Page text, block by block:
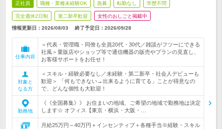
正社員 職種・業種未経験OK 急募 転勤なし 学歴不問
完全週休2日制 第二新卒歓迎 女性のおしごと掲載中
情報更新日：2026/08/03 終了予定日： 2026/09/28
仕事内容
＜代表・管理職・同僚も全員20代・30代／雑談がフツーにできる
社風＞量販店やショップ等で通信機器の販売やプランの見直し、
お客様サポートをお任せ！
対象と
なる方
＜スキル・経験必要なし／未経験・第二新卒・社会人デビューも
歓迎＞ 「何もできない→出来るように育てる」ことが得意なの
で、どんな個性も大歓迎！
勤務地
《《全国募集》》 お住まいの地域、ご希望の地域で勤務地は決定
します☆ オフィス【東京・横浜・大阪・…
月給25万円～40万円＋インセンティブ＋各種手当※経験・スキル